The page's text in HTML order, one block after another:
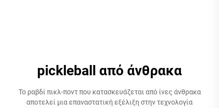
pickleball από άνθρακα
Το ραβδί πικλ-ποντ που κατασκευάζεται από ίνες άνθρακα
αποτελεί μια επαναστατική εξέλιξη στην τεχνολογία